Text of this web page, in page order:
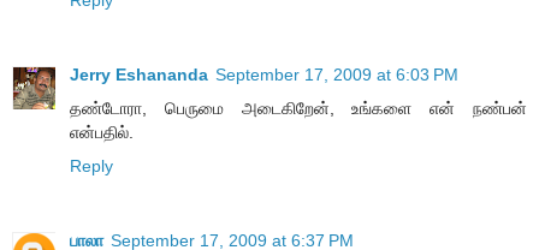
Jerry Eshananda September 17, 2009 at 6:03 PM
தண்டோரா, பெருமை அடைகிறேன், உங்களை என் நண்பன்
என்பதில்.
Reply
பாலா September 17, 2009 at 6:37 PM